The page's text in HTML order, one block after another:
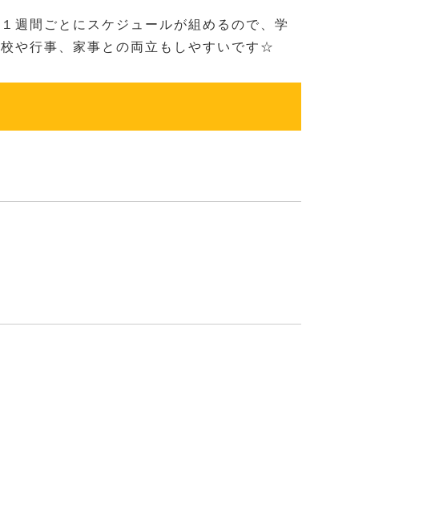
１週間ごとにスケジュールが組めるので、学
校や行事、家事との両立もしやすいです☆